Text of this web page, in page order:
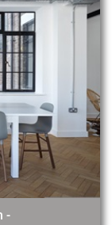
-